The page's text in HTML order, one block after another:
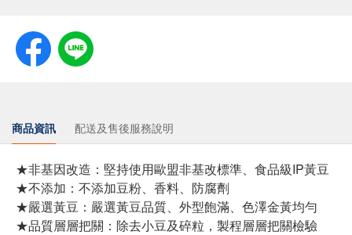
商品資訊 配送及售後服務說明
★非基因改造：堅持使用歐盟非基改標準、食品級IP黃豆
★不添加：不添加豆粉、香料、防腐劑
★嚴選黃豆：嚴選黃豆品質、外型飽滿、色澤金黃均勻
★品質層層把關：除去小豆及碎粒，製程層層把關檢驗